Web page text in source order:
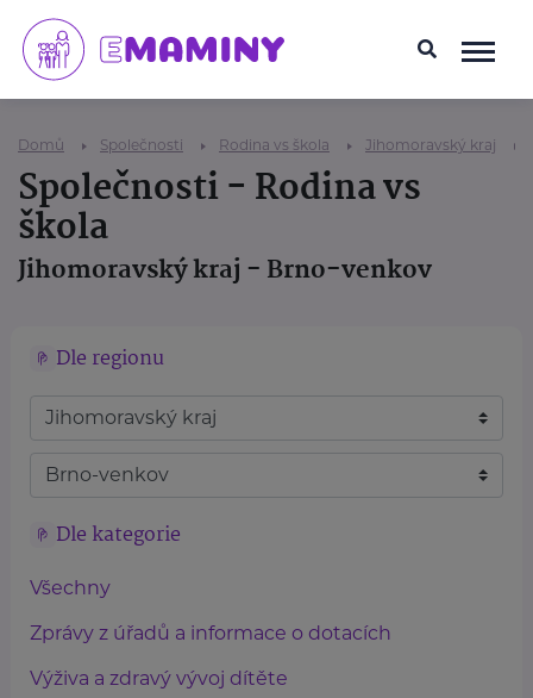
Domů Společnosti Rodina vs škola Jihomoravský kraj
Společnosti - Rodina vs
škola
Jihomoravský kraj - Brno-venkov
Dle regionu
Dle kategorie
Všechny
Zprávy z úřadů a informace o dotacích
Výživa a zdravý vývoj dítěte